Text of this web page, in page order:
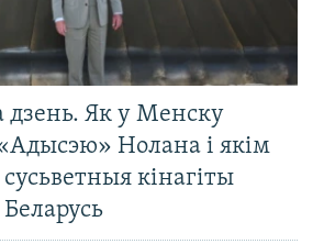
дзень. Як у Менску
Нолана і якім
кінагіты